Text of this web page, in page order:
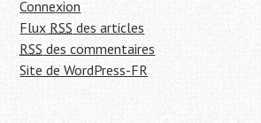
Connexion
Flux RSS des articles
RSS des commentaires
Site de WordPress-FR